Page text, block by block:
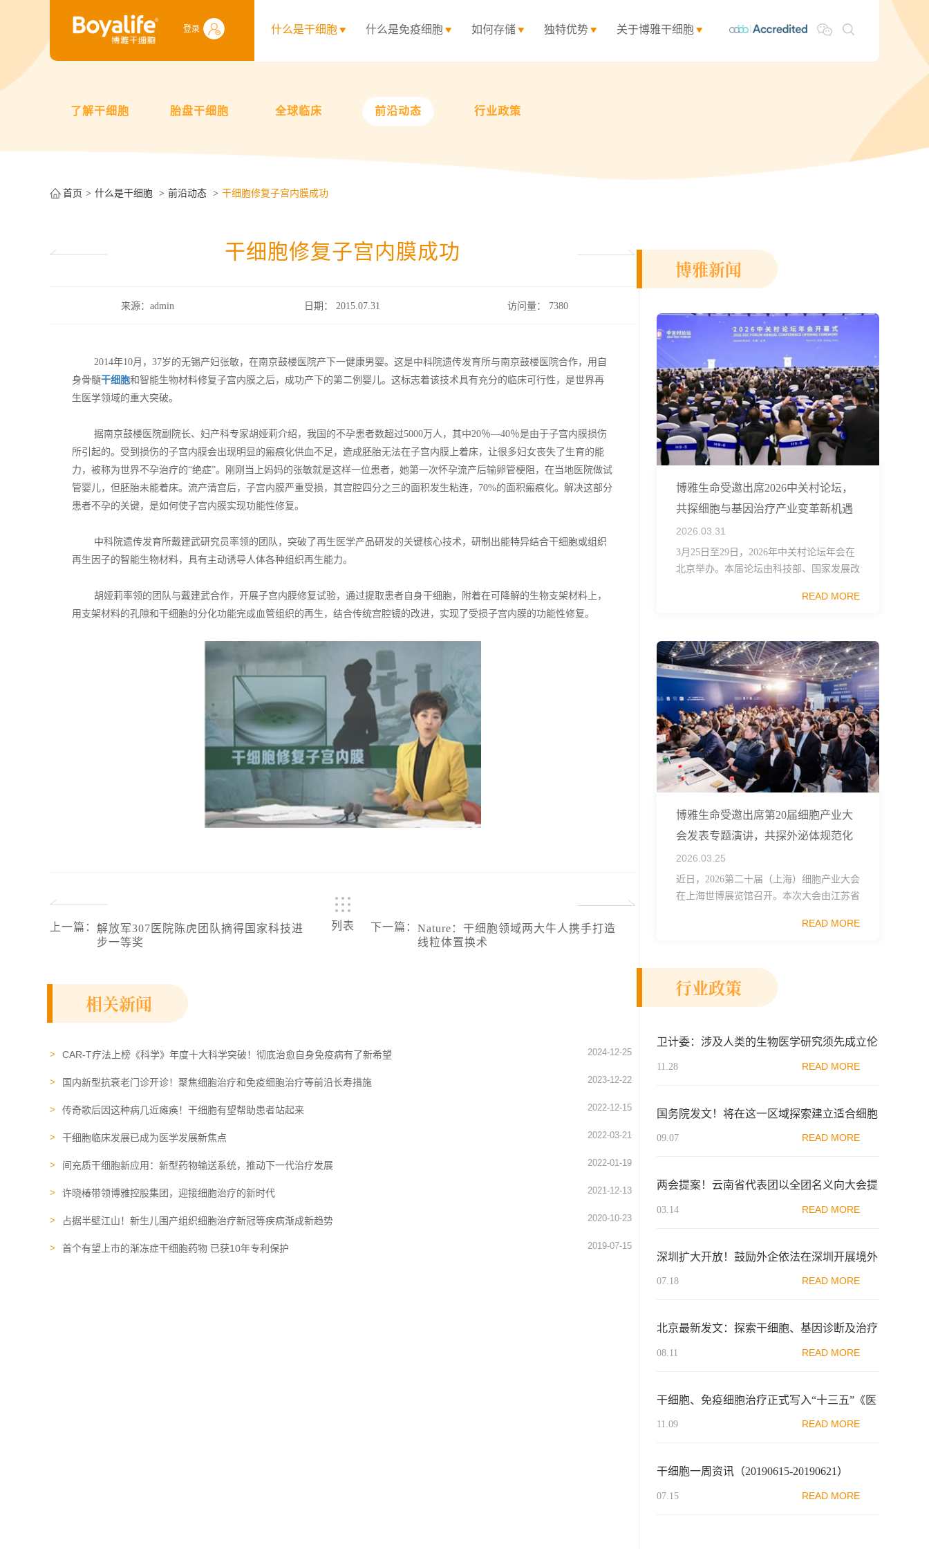
登录 什么是干细胞 什么是免疫细胞 如何存储 独特优势 关于博雅干细胞
了解干细胞 胎盘干细胞 全球临床 前沿动态 行业政策
首页 什么是干细胞 前沿动态 干细胞修复子宫内膜成功
干细胞修复子宫内膜成功
来源：admin 日期： 2015.07.31 访问量： 7380
2014年10月，37岁的无锡产妇张敏，在南京鼓楼医院产下一健康男婴。这是中科院遗传发育所与南京鼓楼医院合作，用自
身骨髓干细胞和智能生物材料修复子宫内膜之后，成功产下的第二例婴儿。这标志着该技术具有充分的临床可行性，是世界再
生医学领域的重大突破。
据南京鼓楼医院副院长、妇产科专家胡娅莉介绍，我国的不孕患者数超过5000万人，其中20％—40％是由于子宫内膜损伤
所引起的。受到损伤的子宫内膜会出现明显的瘢痕化供血不足，造成胚胎无法在子宫内膜上着床，让很多妇女丧失了生育的能
力，被称为世界不孕治疗的“绝症”。刚刚当上妈妈的张敏就是这样一位患者，她第一次怀孕流产后输卵管梗阻，在当地医院做试
管婴儿，但胚胎未能着床。流产清宫后，子宫内膜严重受损，其宫腔四分之三的面积发生粘连，70%的面积瘢痕化。解决这部分
患者不孕的关键，是如何使子宫内膜实现功能性修复。
中科院遗传发育所戴建武研究员率领的团队，突破了再生医学产品研发的关键核心技术，研制出能特异结合干细胞或组织
再生因子的智能生物材料，具有主动诱导人体各种组织再生能力。
胡娅莉率领的团队与戴建武合作，开展子宫内膜修复试验，通过提取患者自身干细胞，附着在可降解的生物支架材料上，
用支架材料的孔隙和干细胞的分化功能完成血管组织的再生，结合传统宫腔镜的改进，实现了受损子宫内膜的功能性修复。
上一篇 ： 解放军307医院陈虎团队摘得国家科技进
步一等奖
列表 下一篇 ： Nature：干细胞领域两大牛人携手打造
线粒体置换术
相关新闻
CAR-T疗法上榜《科学》年度十大科学突破！彻底治愈自身免疫病有了新希望 2024-12-25
国内新型抗衰老门诊开诊！聚焦细胞治疗和免疫细胞治疗等前沿长寿措施 2023-12-22
传奇歌后因这种病几近瘫痪！干细胞有望帮助患者站起来 2022-12-15
干细胞临床​发展已成为医学发展新焦点 2022-03-21
间充质干细胞新应用：新型药物输送系统，推动下一代治疗发展 2022-01-19
许晓椿带领博雅控股集团​，迎接细胞治疗的新时代 2021-12-13
占据半壁江山！新生儿围产组织细胞治疗新冠等疾病渐成新趋势 2020-10-23
首个有望上市的渐冻症干细胞药物 已获10年专利保护 2019-07-15
博雅新闻
博雅生命受邀出席2026中关村论坛，
共探细胞与基因治疗产业变革新机遇
2026.03.31
3月25日至29日，2026年中关村论坛年会在
北京举办。本届论坛由科技部、国家发展改
国科学院、中国工程院、中国科协和北京市
READ MORE
博雅生命受邀出席第20届细胞产业大
会发表专题演讲，共探外泌体规范化
发展
2026.03.25
近日，2026第二十届（上海）细胞产业大会
在上海世博展览馆召开。本次大会由江苏省
促进会细胞医药分会、武汉东湖国家自主创
READ MORE
行业政策
卫计委：涉及人类的生物医学研究须先成立伦
理委员会
11.28 READ MORE
国务院发文！将在这一区域探索建立适合细胞
治疗、基因治疗研究发展的新型管理模式
09.07 READ MORE
两会提案！云南省代表团以全团名义向大会提
交《关于制定和完善细胞领域相关法律的议
03.14 READ MORE
深圳扩大开放！鼓励外企依法在深圳开展境外
已上市细胞和基因治疗药品临床试验！
07.18 READ MORE
北京最新发文：探索干细胞、基因诊断及治疗
技术开发与应用开放发展新模式！
08.11 READ MORE
干细胞、免疫细胞治疗正式写入“十三五”《医
药工业发展规划指南》
11.09 READ MORE
干细胞一周资讯（20190615-20190621）
07.15 READ MORE